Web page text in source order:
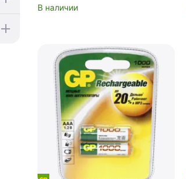
В наличии